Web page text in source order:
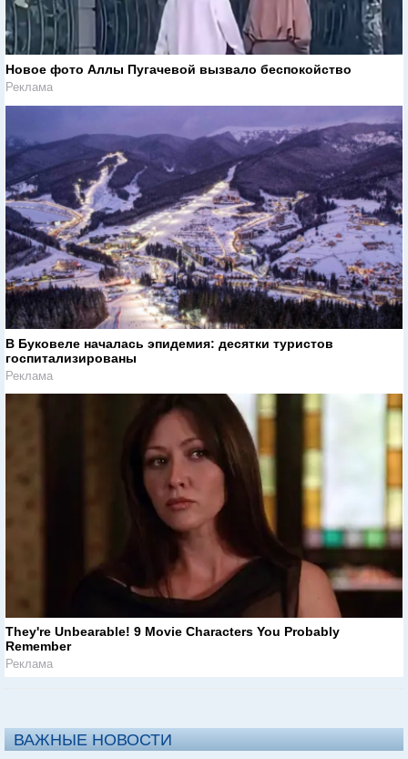
Новое фото Аллы Пугачевой вызвало беспокойство
Реклама
В Буковеле началась эпидемия: десятки туристов
госпитализированы
Реклама
They're Unbearable! 9 Movie Characters You Probably
Remember
Реклама
ВАЖНЫЕ НОВОСТИ